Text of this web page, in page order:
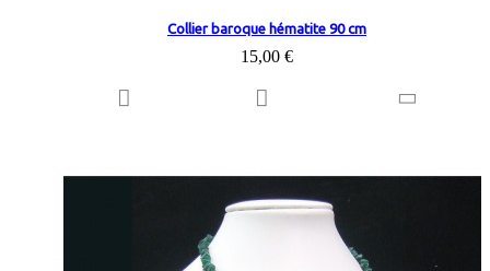
Collier baroque hématite 90 cm
15,00 €